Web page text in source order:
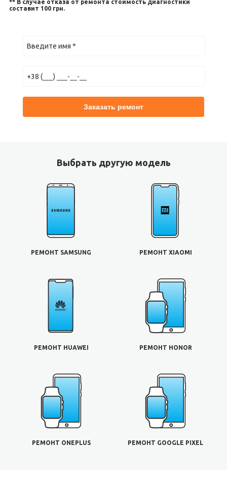
** В случае отказа от ремонта стоимость диагностики
составит 100 грн.
Выбрать другую модель
РЕМОНТ SAMSUNG РЕМОНТ XIAOMI
РЕМОНТ HUAWEI РЕМОНТ HONOR
РЕМОНТ ONEPLUS РЕМОНТ GOOGLE PIXEL